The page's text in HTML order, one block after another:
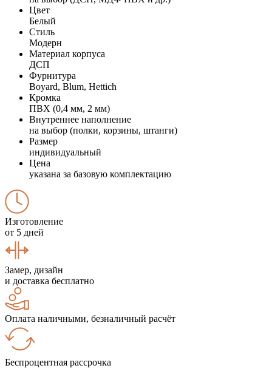
Цвет
Белый
Стиль
Модерн
Материал корпуса
ДСП
Фурнитура
Boyard, Blum, Hettich
Кромка
ПВХ (0,4 мм, 2 мм)
Внутреннее наполнение
на выбор (полки, корзины, штанги)
Размер
индивидуальный
Цена
указана за базовую комплектацию
Изготовление
от 5 дней
Замер, дизайн
и доставка бесплатно
Оплата наличными, безналичный расчёт
Беспроцентная рассрочка